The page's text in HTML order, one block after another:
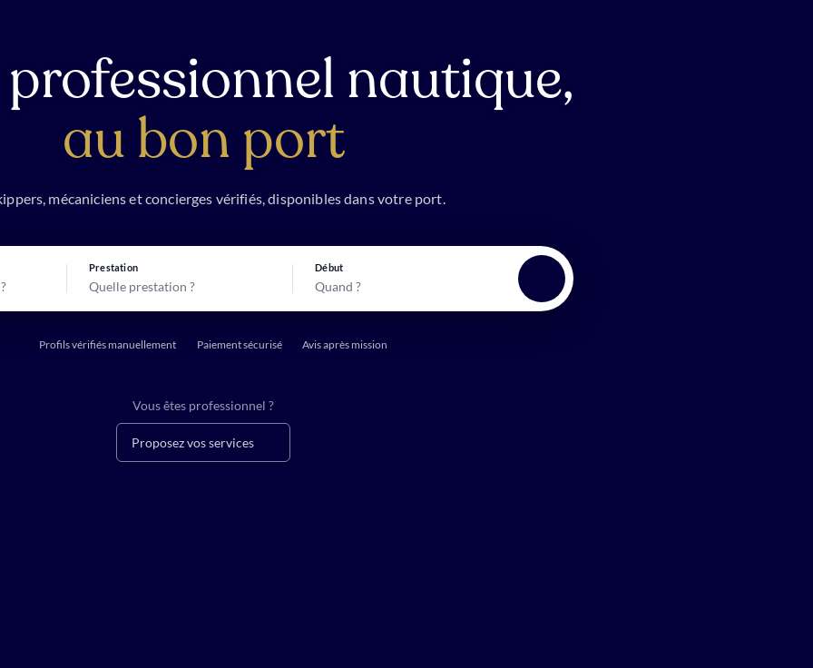
nautique,
au bon port
mécaniciens et concierges vérifiés, disponibles dans votre port.
Prestation
Quelle prestation ?
Début
Quand ?
Profils vérifiés manuellement Paiement sécurisé Avis après mission
Vous êtes professionnel ?
Proposez vos services